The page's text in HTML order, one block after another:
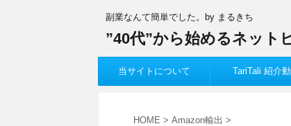
副業なんて簡単でした。by まるきち
”40代”から始めるネット
当サイトについて TariTali 紹介
HOME > Amazon輸出 >